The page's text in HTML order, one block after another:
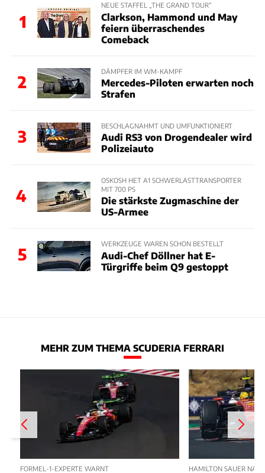
1
NEUE STAFFEL „THE GRAND TOUR“
Clarkson, Hammond und May
feiern überraschendes
Comeback
2
DÄMPFER IM WM-KAMPF
Mercedes-Piloten erwarten noch
Strafen
3
BESCHLAGNAHMT UND UMFUNKTIONIERT
Audi RS3 von Drogendealer wird
Polizeiauto
4
OSKOSH HET A1 SCHWERLASTTRANSPORTER
MIT 700 PS
Die stärkste Zugmaschine der
US-Armee
5
WERKZEUGE WAREN SCHON BESTELLT
Audi-Chef Döllner hat E-
Türgriffe beim Q9 gestoppt
MEHR ZUM THEMA SCUDERIA FERRARI
FORMEL-1-EXPERTE WARNT HAMILTON SAUER